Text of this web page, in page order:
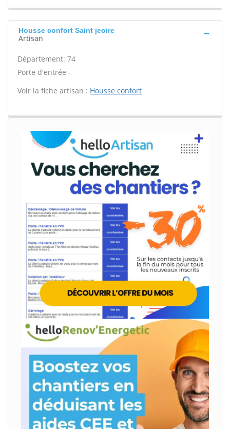
Housse confort Saint jeoire
Artisan
Département: 74
Porte d'entrée -
Voir la fiche artisan : Housse confort